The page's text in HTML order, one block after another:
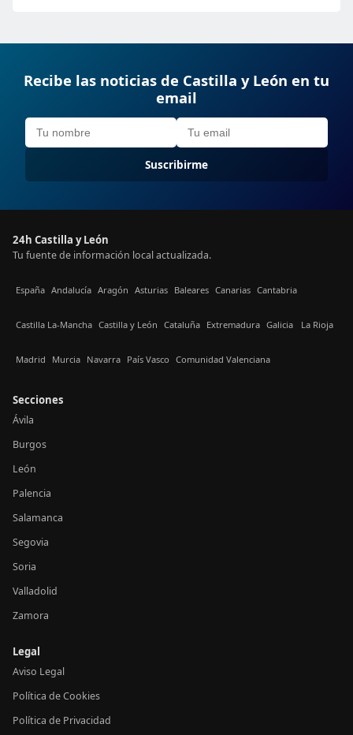
Recibe las noticias de Castilla y León en tu
email
Suscribirme
24h Castilla y León
Tu fuente de información local actualizada.
España Andalucía Aragón Asturias Baleares Canarias Cantabria
Castilla La-Mancha Castilla y León Cataluña Extremadura Galicia La Rioja
Madrid Murcia Navarra País Vasco Comunidad Valenciana
Secciones
Ávila
Burgos
León
Palencia
Salamanca
Segovia
Soria
Valladolid
Zamora
Legal
Aviso Legal
Política de Cookies
Política de Privacidad